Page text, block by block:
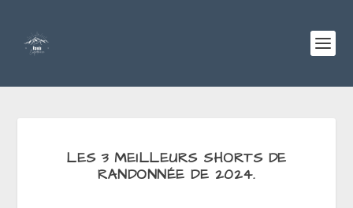
LES 3 MEILLEURS SHORTS DE
RANDONNÉE DE 2024.